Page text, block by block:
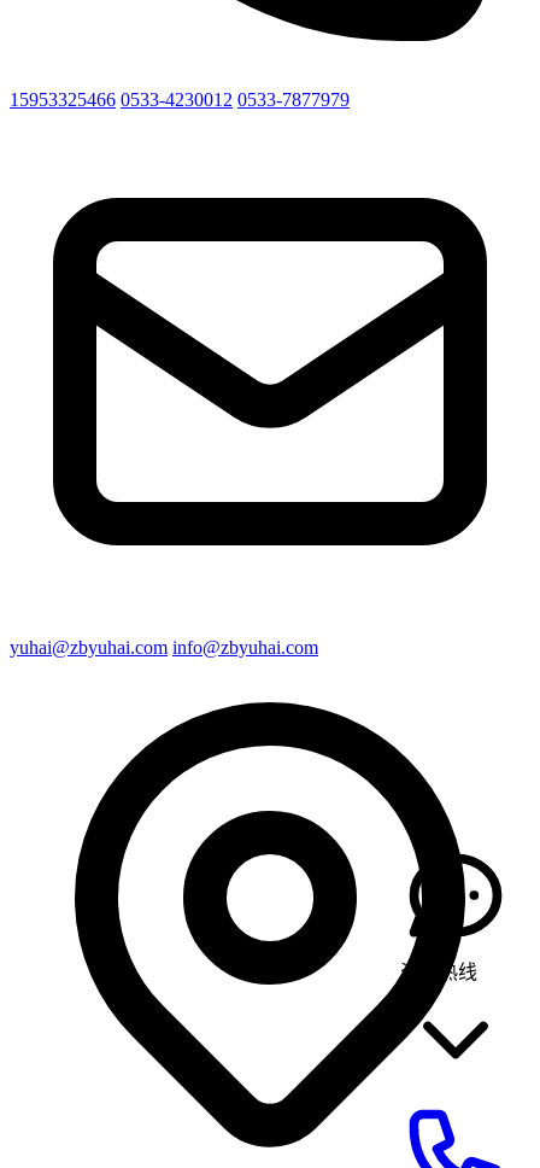
15953325466 0533-4230012 0533-7877979
yuhai@zbyuhai.com info@zbyuhai.com
咨询热线